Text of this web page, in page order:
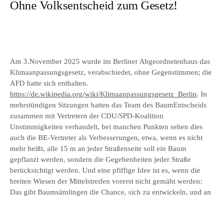
Ohne Volksentscheid zum Gesetz!
Am 3.November 2025 wurde im Berliner Abgeordnetenhaus das
Klimaanpassungsgesetz, verabschiedet, ohne Gegenstimmen; die
AFD hatte sich enthalten.
https://de.wikipedia.org/wiki/Klimaanpassungsgesetz_Berlin. In
mehrstündigen Sitzungen hatten das Team des BaumEntscheids
zusammen mit Vertretern der CDU/SPD-Koalition
Unstimmigkeiten verhandelt, bei manchen Punkten sehen dies
auch die BE-Vertreter als Verbesserungen, etwa, wenn es nicht
mehr heißt, alle 15 m an jeder Straßenseite soll ein Baum
gepflanzt werden, sondern die Gegebenheiten jeder Straße
berücksichtigt werden. Und eine pfiffige Idee ist es, wenn die
breiten Wiesen der Mittelstreifen vorerst nicht gemäht werden:
Das gibt Baumsämlingen die Chance, sich zu entwickeln, und an